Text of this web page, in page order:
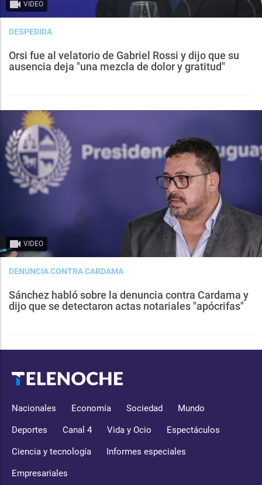
VIDEO
DESPEDIDA
Orsi fue al velatorio de Gabriel Rossi y dijo que su
ausencia deja "una mezcla de dolor y gratitud"
VIDEO
DENUNCIA CONTRA CARDAMA
Sánchez habló sobre la denuncia contra Cardama y
dijo que se detectaron actas notariales "apócrifas"
Nacionales Economía Sociedad Mundo
Deportes Canal 4 Vida y Ocio Espectáculos
Ciencia y tecnología Informes especiales
Empresariales